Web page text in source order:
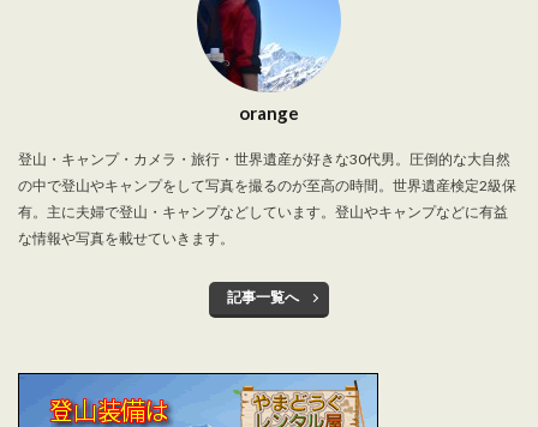
orange
登山・キャンプ・カメラ・旅行・世界遺産が好きな30代男。圧倒的な大自然
の中で登山やキャンプをして写真を撮るのが至高の時間。世界遺産検定2級保
有。主に夫婦で登山・キャンプなどしています。登山やキャンプなどに有益
な情報や写真を載せていきます。
記事一覧へ